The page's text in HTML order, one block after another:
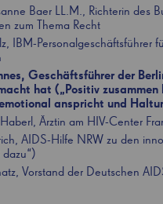
Baer LL.M., Richterin des
zum Thema Recht
IBM-Personalgeschäftsführer
Geschäftsführer der
hat („Positiv
anspricht und
Ärztin am HIV-Center
AIDS-Hilfe NRW zu den
Vorstand der Deutschen